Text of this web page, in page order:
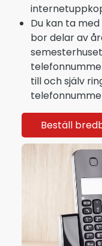
Du kan ta
bor delar av
till och själv
Beställ